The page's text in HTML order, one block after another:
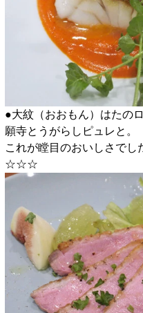
●大紋（おおもん）はたの
願寺とうがらしピュレと。
これが瞠目のおいしさでし
☆☆☆